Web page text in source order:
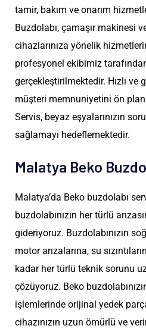
tamir, bakım ve onarım
Buzdolabı, çamaşır makinesi
cihazlarınıza yönelik
profesyonel ekibimiz
gerçekleştirilmektedir. Hızlı ve
müşteri memnuniyetini ön
Servis, beyaz eşyalarınızın
sağlamayı hedeflemektedir.
Malatya Beko
Malatya’da Beko buzdolabı
buzdolabınızın her türlü
gideriyoruz. Buzdolabınızın
motor arızalarına, su
kadar her türlü teknik sorunu
çözüyoruz. Beko
işlemlerinde orijinal yedek
cihazınızın uzun ömürlü ve